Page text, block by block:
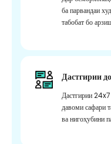
ба парвандаи
табобат бо
Дастгирии
Дастгирии
давоми сафари
ва нигоҳубини